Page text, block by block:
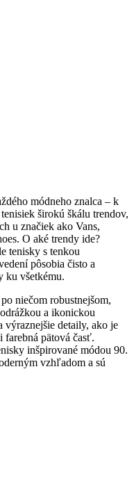
módneho znalca – k
širokú škálu trendov,
u značiek ako Vans,
O aké trendy ide?
tenisky s tenkou
pôsobia čisto a
ku všetkému.
niečom robustnejšom,
a ikonickou
detaily, ako je
farebná pätová časť.
inšpirované módou 90.
vzhľadom a sú